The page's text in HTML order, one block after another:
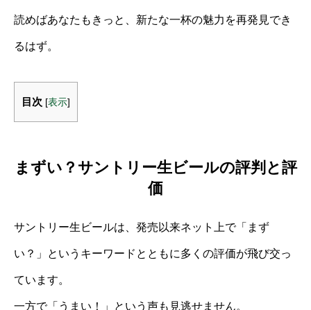
読めばあなたもきっと、新たな一杯の魅力を再発見でき
るはず。
目次 [表示]
まずい？サントリー生ビールの評判と評
価
サントリー生ビールは、発売以来ネット上で「まず
い？」というキーワードとともに多くの評価が飛び交っ
ています。
一方で「うまい！」という声も見逃せません。